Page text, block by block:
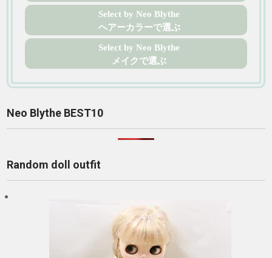
Select by Neo Blythe
ヘアーカラーで選ぶ
Select by Neo Blythe
メイクで選ぶ
Neo Blythe BEST10
Random doll outfit